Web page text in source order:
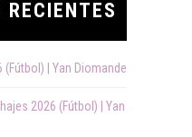
RECIENTES
(Fútbol) | Yan Diomande
2026 (Fútbol) | Yan